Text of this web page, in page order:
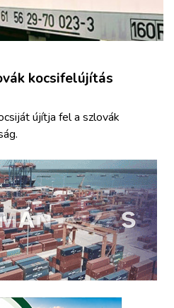
kocsifelújítás
újítja fel a szlovák